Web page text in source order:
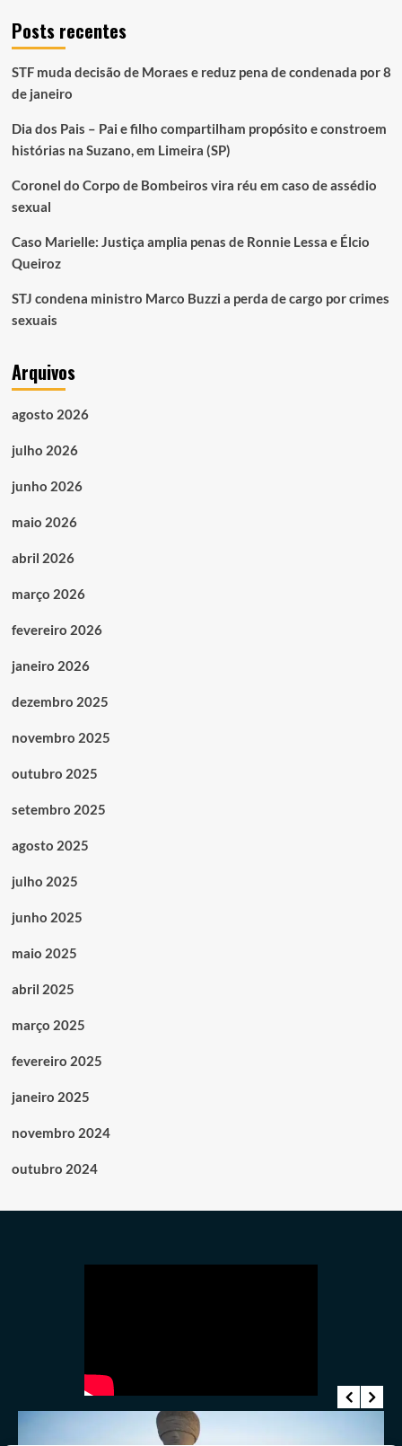
Posts recentes
STF muda decisão de Moraes e reduz pena de condenada por 8
de janeiro
Dia dos Pais – Pai e filho compartilham propósito e constroem
histórias na Suzano, em Limeira (SP)
Coronel do Corpo de Bombeiros vira réu em caso de assédio
sexual
Caso Marielle: Justiça amplia penas de Ronnie Lessa e Élcio
Queiroz
STJ condena ministro Marco Buzzi a perda de cargo por crimes
sexuais
Arquivos
agosto 2026
julho 2026
junho 2026
maio 2026
abril 2026
março 2026
fevereiro 2026
janeiro 2026
dezembro 2025
novembro 2025
outubro 2025
setembro 2025
agosto 2025
julho 2025
junho 2025
maio 2025
abril 2025
março 2025
fevereiro 2025
janeiro 2025
novembro 2024
outubro 2024